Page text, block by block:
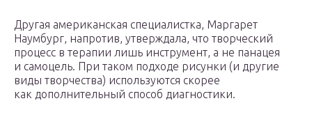
Другая американская специалистка, Маргарет
Наумбург, напротив, утверждала, что творческий
процесс в терапии лишь инструмент, а не панацея
и самоцель. При таком подходе рисунки (и другие
виды творчества) используются скорее
как дополнительный способ диагностики.